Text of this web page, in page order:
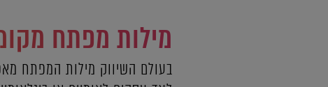
מילות מפתח
בעולם השיווק מילות המפתח